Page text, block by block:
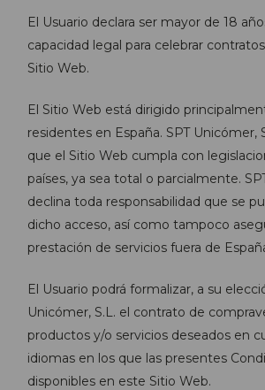
El Usuario declara ser mayor de 18
capacidad legal para celebrar
Sitio Web.
El Sitio Web está dirigido
residentes en España. SPT Unicómer,
que el Sitio Web cumpla con
países, ya sea total o parcialmente.
declina toda responsabilidad que se
dicho acceso, así como tampoco
prestación de servicios fuera de
El Usuario podrá formalizar, a su
Unicómer, S.L. el contrato de
productos y/o servicios deseados en
idiomas en los que las presentes
disponibles en este Sitio Web.